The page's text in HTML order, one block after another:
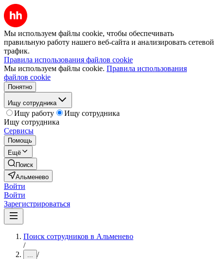
Мы используем файлы cookie, чтобы обеспечивать
правильную работу нашего веб-сайта и анализировать сетевой
трафик.
Правила использования файлов cookie
Мы используем файлы cookie. Правила использования
файлов cookie
Понятно
Ищу сотрудника
Ищу работу
Ищу сотрудника
Ищу сотрудника
Сервисы
Помощь
Ещё
Поиск
Альменево
Войти
Войти
Зарегистрироваться
Поиск сотрудников в Альменево
/
... /